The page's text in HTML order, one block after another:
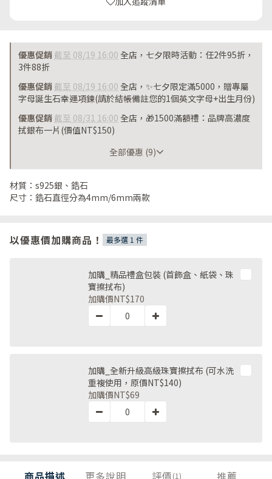
優惠促銷 截至 08/19 16:00 全店，七夕限時活動：任2件95折，
3件88折
優惠促銷 截至 08/19 16:00 全店，✨七夕限定滿5000，贈專屬
字母誕生石幸運項鍊(請於結帳備註您的1個英文字母+出生月份)
優惠促銷 截至 08/31 16:00 全店，🎁1500滿額禮：品牌高濃度
拭銀布一片(價值NT$150)
全部優惠 (9)
材質：s925銀、鋯石
尺寸：鋯石直徑分為4mm/6mm兩款
以優惠價加購商品！ 最多選 1 件
加購_精品禮盒包裝 (首飾盒、紙袋、珠
寶擦拭布)
加購價NT$170
加購_全新升級高級珠寶擦拭布 (可水洗
重複使用，原價NT$140)
加購價NT$69
商品描述 更多說明 評價(1) 推薦